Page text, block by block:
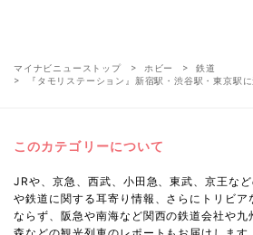
マイナビニューストップ ホビー
鉄道
『タモリステーション』新宿駅・渋谷駅・東京駅
このカテゴリーについて
JRや、京急、西武、小田急、東武、京王な
や鉄道に関する耳寄り情報、さらにトリビ
ならず、阪急や南海など関西の鉄道会社や